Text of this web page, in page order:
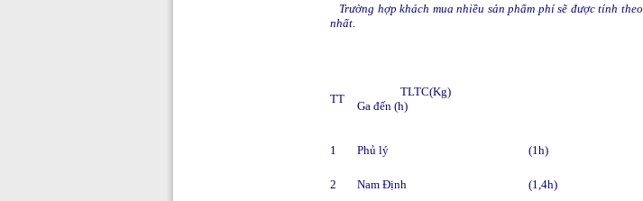
Trường hợp khách mua nhiều sản phẩm phí sẽ được tính
nhất.
TT
TLTC(Kg)
Ga đến (h)
1 Phủ lý (1h)
2 Nam Định (1,4h)